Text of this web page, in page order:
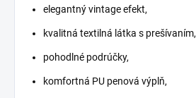
elegantný vintage efekt,
kvalitná textilná látka s prešívaním,
pohodlné podrúčky,
komfortná PU penová výplň,